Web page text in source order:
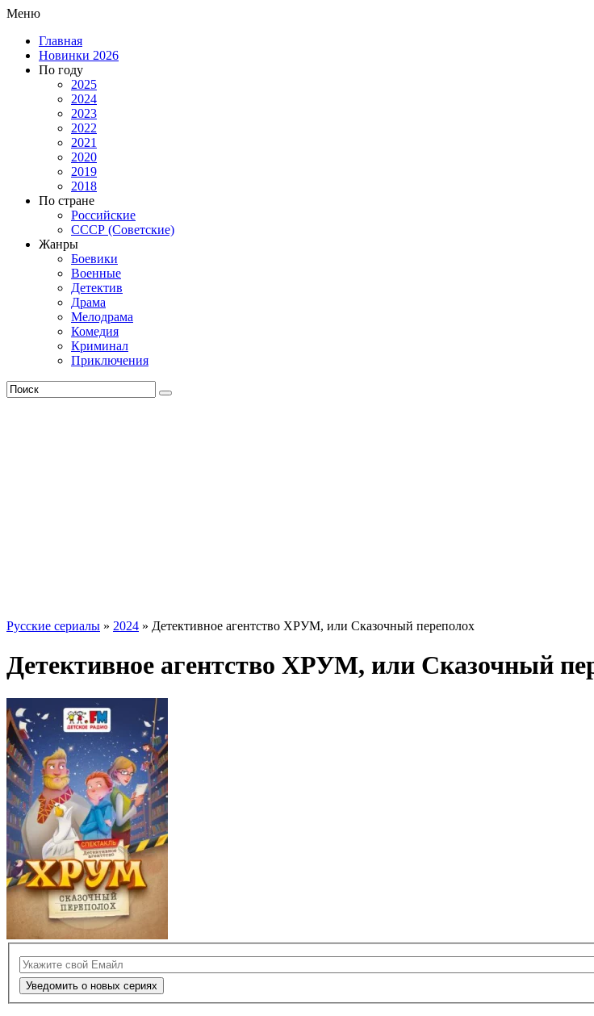
Меню
Главная
Новинки 2026
По году
2025
2024
2023
2022
2021
2020
2019
2018
По стране
Российские
СССР (Советские)
Жанры
Боевики
Военные
Детектив
Драма
Мелодрама
Комедия
Криминал
Приключения
Русские сериалы » 2024 » Детективное агентство ХРУМ, или Сказочный переполох
Детективное агентство ХРУМ, или Сказочный
Уведомить о новых сериях